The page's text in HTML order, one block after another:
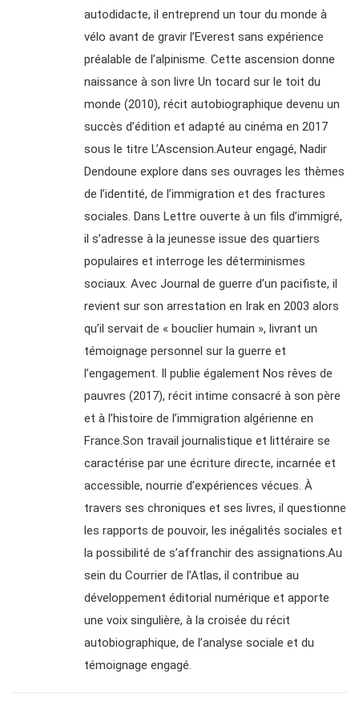
autodidacte, il entreprend un tour du monde à
vélo avant de gravir l’Everest sans expérience
préalable de l’alpinisme. Cette ascension donne
naissance à son livre Un tocard sur le toit du
monde (2010), récit autobiographique devenu un
succès d’édition et adapté au cinéma en 2017
sous le titre L’Ascension.Auteur engagé, Nadir
Dendoune explore dans ses ouvrages les thèmes
de l’identité, de l’immigration et des fractures
sociales. Dans Lettre ouverte à un fils d’immigré,
il s’adresse à la jeunesse issue des quartiers
populaires et interroge les déterminismes
sociaux. Avec Journal de guerre d’un pacifiste, il
revient sur son arrestation en Irak en 2003 alors
qu’il servait de « bouclier humain », livrant un
témoignage personnel sur la guerre et
l’engagement. Il publie également Nos rêves de
pauvres (2017), récit intime consacré à son père
et à l’histoire de l’immigration algérienne en
France.Son travail journalistique et littéraire se
caractérise par une écriture directe, incarnée et
accessible, nourrie d’expériences vécues. À
travers ses chroniques et ses livres, il questionne
les rapports de pouvoir, les inégalités sociales et
la possibilité de s’affranchir des assignations.Au
sein du Courrier de l’Atlas, il contribue au
développement éditorial numérique et apporte
une voix singulière, à la croisée du récit
autobiographique, de l’analyse sociale et du
témoignage engagé.